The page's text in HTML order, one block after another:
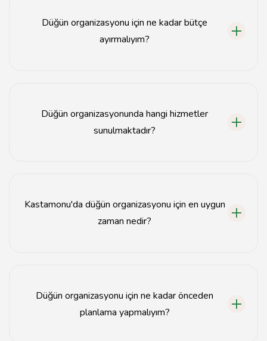
Düğün organizasyonu için ne kadar bütçe
ayırmalıyım?
Düğün organizasyonunda hangi hizmetler
sunulmaktadır?
Kastamonu'da düğün organizasyonu için en uygun
zaman nedir?
Düğün organizasyonu için ne kadar önceden
planlama yapmalıyım?